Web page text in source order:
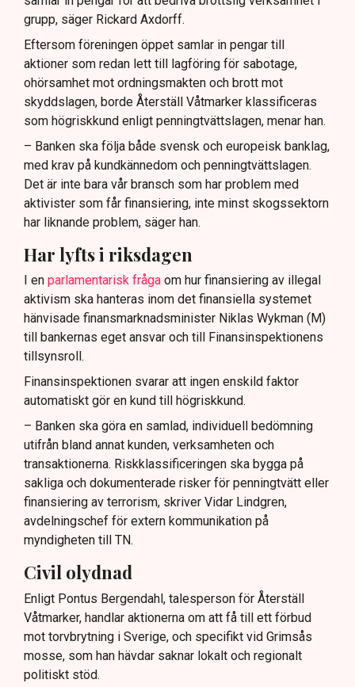
grupp, säger Rickard Axdorff.
Eftersom föreningen öppet samlar in pengar till
aktioner som redan lett till lagföring för sabotage,
ohörsamhet mot ordningsmakten och brott mot
skyddslagen, borde Återställ Våtmarker klassificeras
som högriskkund enligt penningtvättslagen, menar han.
– Banken ska följa både svensk och europeisk banklag,
med krav på kundkännedom och penningtvättslagen.
Det är inte bara vår bransch som har problem med
aktivister som får finansiering, inte minst skogssektorn
har liknande problem, säger han.
Har lyfts i riksdagen
I en parlamentarisk fråga om hur finansiering av illegal
aktivism ska hanteras inom det finansiella systemet
hänvisade finansmarknadsminister Niklas Wykman (M)
till bankernas eget ansvar och till Finansinspektionens
tillsynsroll.
Finansinspektionen svarar att ingen enskild faktor
automatiskt gör en kund till högriskkund.
– Banken ska göra en samlad, individuell bedömning
utifrån bland annat kunden, verksamheten och
transaktionerna. Riskklassificeringen ska bygga på
sakliga och dokumenterade risker för penningtvätt eller
finansiering av terrorism, skriver Vidar Lindgren,
avdelningschef för extern kommunikation på
myndigheten till TN.
Civil olydnad
Enligt Pontus Bergendahl, talesperson för Återställ
Våtmarker, handlar aktionerna om att få till ett förbud
mot torvbrytning i Sverige, och specifikt vid Grimsås
mosse, som han hävdar saknar lokalt och regionalt
politiskt stöd.